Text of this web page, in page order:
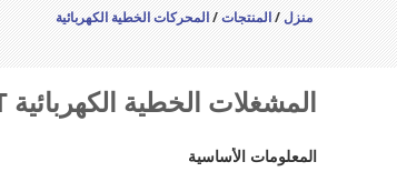
منزل/المنتجات/المحركات الخطية الكهربائية
المشغلات الخطية الكهربائية 4000N 110-240VAC POT نظام تهوية مزود الطاقة تربية الماشية
المعلومات الأساسية